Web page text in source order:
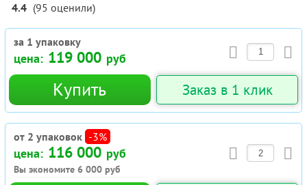
4.4 (95 оценили)
за 1 упаковку
цена: 119 000 руб
Купить Заказ в 1 клик
от 2 упаковок -3%
цена: 116 000 руб
Вы экономите 6 000 руб